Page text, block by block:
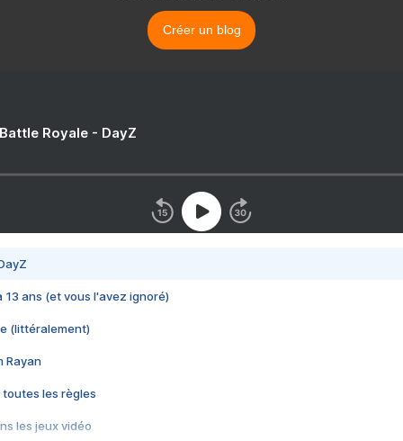
Créer un blog
Royale - DayZ
13 ans (et vous l'avez ignoré)
(littéralement)
Rayan
toutes les règles
les jeux vidéo